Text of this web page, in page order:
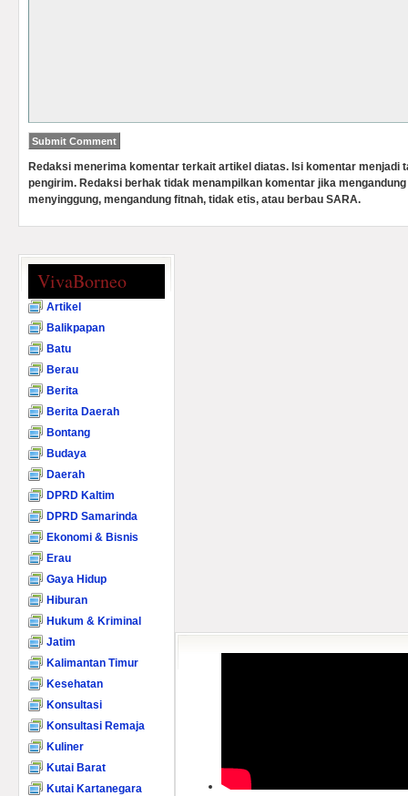
Redaksi menerima komentar terkait artikel diatas. Isi komentar menjadi
pengirim. Redaksi berhak tidak menampilkan komentar jika
menyinggung, mengandung fitnah, tidak etis, atau berbau SARA.
VivaBorneo
Artikel
Balikpapan
Batu
Berau
Berita
Berita Daerah
Bontang
Budaya
Daerah
DPRD Kaltim
DPRD Samarinda
Ekonomi & Bisnis
Erau
Gaya Hidup
Hiburan
Hukum & Kriminal
Jatim
Kalimantan Timur
Kesehatan
Konsultasi
Konsultasi Remaja
Kuliner
Kutai Barat
Kutai Kartanegara